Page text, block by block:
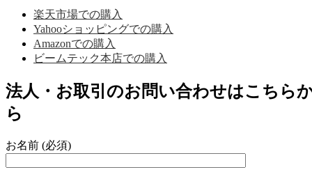
楽天市場での購入
Yahooショッピングでの購入
Amazonでの購入
ビームテック本店での購入
法人・お取引のお問い合わせはこちら
ら
お名前 (必須)